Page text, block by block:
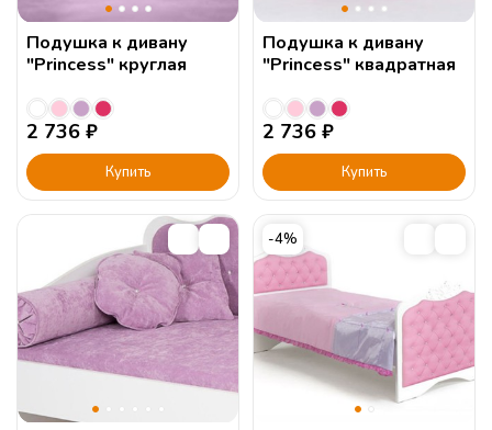
Подушка к дивану
"Princess" круглая
2 736 ₽
Купить
Подушка к дивану
"Princess" квадратная
2 736 ₽
Купить
-4%